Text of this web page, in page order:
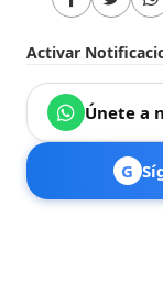
Activar
Únete a
G